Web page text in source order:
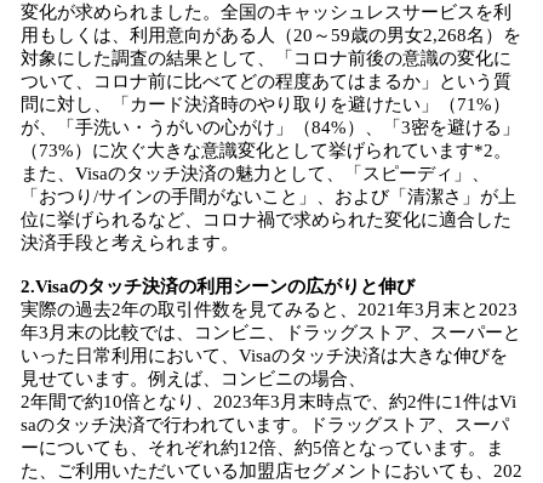
変化が求められました。全国のキャッシュレスサービスを利
用もしくは、利用意向がある人（20～59歳の男女2,268名）を
対象にした調査の結果として、「コロナ前後の意識の変化に
ついて、コロナ前に比べてどの程度あてはまるか」という質
問に対し、「カード決済時のやり取りを避けたい」（71%）
が、「手洗い・うがいの心がけ」（84%）、「3密を避ける」
（73%）に次ぐ大きな意識変化として挙げられています*2。
また、Visaのタッチ決済の魅力として、「スピーディ」、
「おつり/サインの手間がないこと」、および「清潔さ」が上
位に挙げられるなど、コロナ禍で求められた変化に適合した
決済手段と考えられます。
2.Visaのタッチ決済の利用シーンの広がりと伸び
実際の過去2年の取引件数を見てみると、2021年3月末と2023
年3月末の比較では、コンビニ、ドラッグストア、スーパーと
いった日常利用において、Visaのタッチ決済は大きな伸びを
見せています。例えば、コンビニの場合、
2年間で約10倍となり、2023年3月末時点で、約2件に1件はVi
saのタッチ決済で行われています。ドラッグストア、スーパ
ーについても、それぞれ約12倍、約5倍となっています。ま
た、ご利用いただいている加盟店セグメントにおいても、202